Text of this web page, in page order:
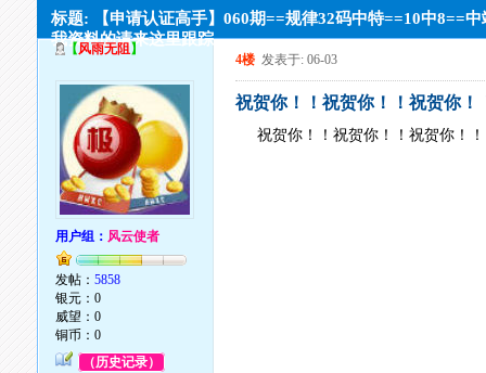
标题: 【申请认证高手】060期==规律32码中特==10中8==
我资料的请来这里跟踪
【风雨无阻】
用户组： 风云使者
发帖：5858
银元：0
威望：0
铜币：0
（历史记录）
4楼 发表于: 06-03
祝贺你！！祝贺你！！祝贺你！
祝贺你！！祝贺你！！祝贺你！！